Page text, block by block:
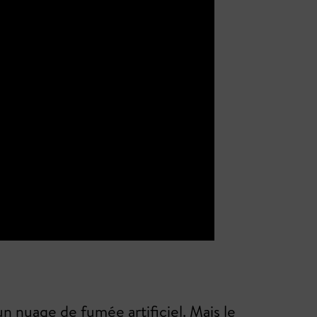
nuage de fumée artificiel. Mais le